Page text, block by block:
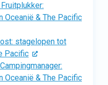
Oceanië & The Pacific
stagelopen tot
Pacific
Oceanië & The Pacific